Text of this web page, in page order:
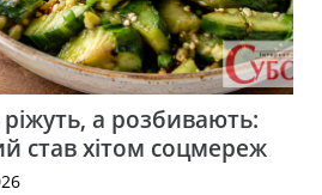
а розбивають:
став хітом соцмереж